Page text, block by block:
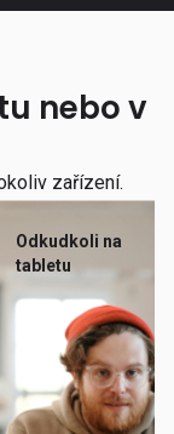
nebo v
zařízení.
Odkudkoli na
tabletu